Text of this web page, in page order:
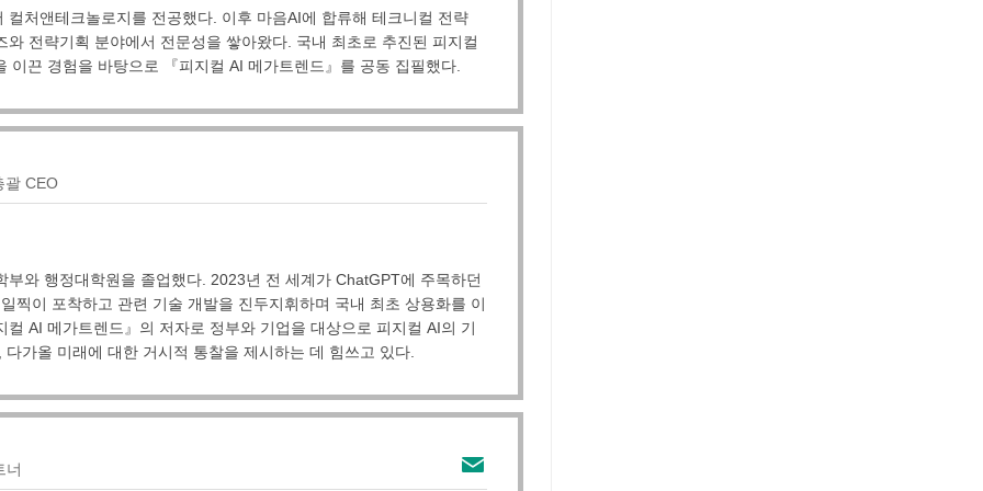
컬처앤테크놀로지를 전공했다. 이후 마음AI에 합류해 테크니컬 전략
와 전략기획 분야에서 전문성을 쌓아왔다. 국내 최초로 추진된 피지컬
이끈 경험을 바탕으로 『피지컬 AI 메가트렌드』를 공동 집필했다.
괄 CEO
부와 행정대학원을 졸업했다. 2023년 전 세계가 ChatGPT에 주목하던
찍이 포착하고 관련 기술 개발을 진두지휘하며 국내 최초 상용화를 이
컬 AI 메가트렌드』의 저자로 정부와 기업을 대상으로 피지컬 AI의 기
가올 미래에 대한 거시적 통찰을 제시하는 데 힘쓰고 있다.
너